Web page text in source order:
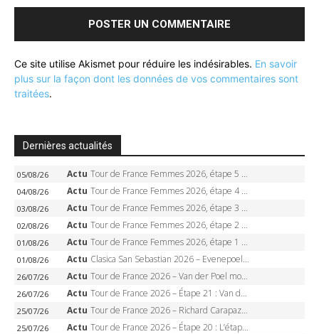
Ce site utilise Akismet pour réduire les indésirables. En savoir
plus sur la façon dont les données de vos commentaires sont
traitées.
Dernières actualités
05/08/26 Actu Tour de France Femmes 2026, étape 5 – Demi Vollering gagne à Belleville, Reusser en jaune, Ferrand-Prévot coule
04/08/26 Actu Tour de France Femmes 2026, étape 4 – Marlen Reusser écrase le chrono, Ferrand-Prévot en crise
03/08/26 Actu Tour de France Femmes 2026, étape 3 – Sigrid Haugset en solitaire, 88 km d’échappée, maillot jaune
02/08/26 Actu Tour de France Femmes 2026, étape 2 – Lorena Wiebes doublé à Genève, Markus héroïque, 7e record
01/08/26 Actu Tour de France Femmes 2026, étape 1 – Lorena Wiebes intouchable à Lausanne, premier maillot jaune
01/08/26 Actu Clasica San Sebastian 2026 – Evenepoel recordman, 4e victoire, Carapaz battu au sprint
26/07/26 Actu Tour de France 2026 – Van der Poel monumental à Paris, Pogacar égale le record des cinq sacres
26/07/26 Actu Tour de France 2026 – Étape 21 : Van der Poel, Pogacar, qui succédera à Wout van Aert sur les Champs-Elysées ?
25/07/26 Actu Tour de France 2026 – Richard Carapaz roi des Alpes, doublé et maillot à pois, Seixas perd le podium
25/07/26 Actu Tour de France 2026 – Étape 20 : L’étape reine, Galibier, Sarenne, Alpe d’Huez, qui succédera à Pogacar ?